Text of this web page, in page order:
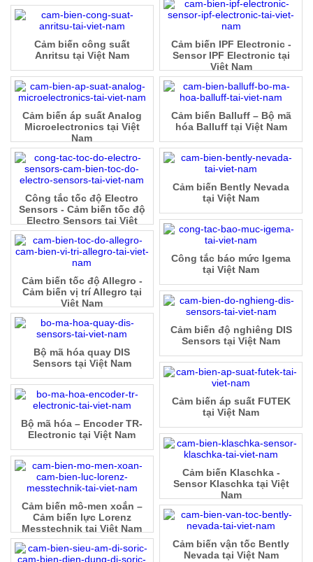
Cảm biến IPF Electronic -
Sensor IPF Electronic tại
Việt Nam
Cảm biến công suất
Anritsu tại Việt Nam
Cảm biến Balluff – Bộ mã
hóa Balluff tại Việt Nam
Cảm biến áp suất Analog
Microelectronics tại Việt
Nam
Cảm biến Bently Nevada
tại Việt Nam
Công tắc tốc độ Electro
Sensors - Cảm biến tốc độ
Electro Sensors tại Việt
Nam
Công tắc báo mức Igema
tại Việt Nam
Cảm biến tốc độ Allegro -
Cảm biến vị trí Allegro tại
Việt Nam
Cảm biến độ nghiêng DIS
Sensors tại Việt Nam
Bộ mã hóa quay DIS
Sensors tại Việt Nam
Cảm biến áp suất FUTEK
tại Việt Nam
Bộ mã hóa – Encoder TR-
Electronic tại Việt Nam
Cảm biến Klaschka -
Sensor Klaschka tại Việt
Nam
Cảm biến mô-men xoắn –
Cảm biến lực Lorenz
Messtechnik tại Việt Nam
Cảm biến vận tốc Bently
Nevada tại Việt Nam